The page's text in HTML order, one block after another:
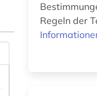
Regeln der